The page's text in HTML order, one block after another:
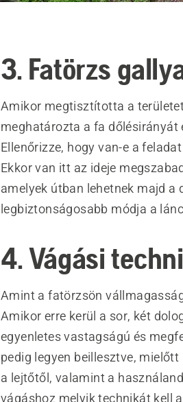
3. Fatörzs
Amikor megtisztította a
meghatározta a fa
Ellenőrizze, hogy van-e a
Ekkor van itt az ideje
amelyek útban lehetnek majd
legbiztonságosabb módja a
4. Vágási
Amint a fatörzsön
Amikor erre kerül a sor, két
egyenletes vastagságú és
pedig legyen beillesztve,
a lejtőtől, valamint a
vágáshoz melyik technikát kell